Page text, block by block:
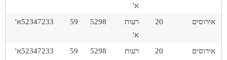
א'
אירוסים 20
רעות
א'
5298
59 52347233א'
אירוסים 20
רעות
5298
59 52347233א'